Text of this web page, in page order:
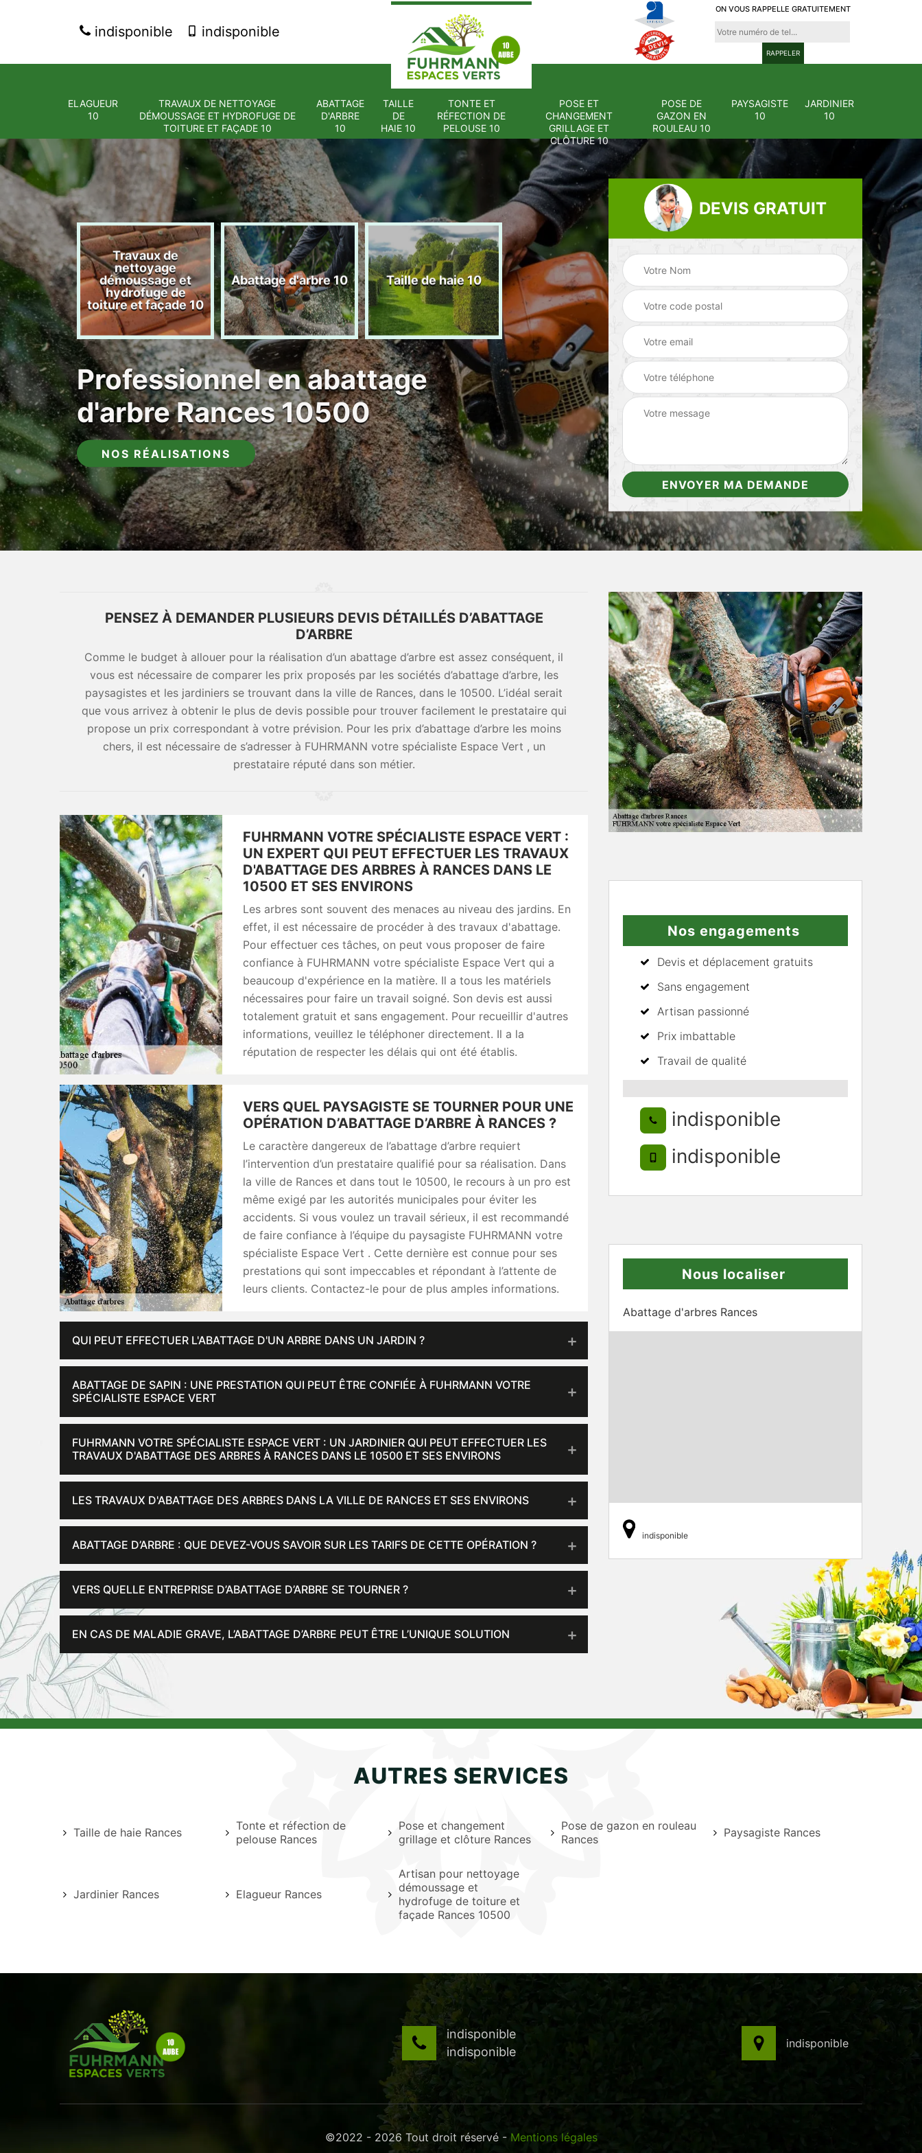
indisponible indisponible
ON VOUS RAPPELLE GRATUITEMENT
ELAGUEUR
10
TRAVAUX DE NETTOYAGE
DÉMOUSSAGE ET HYDROFUGE DE
TOITURE ET FAÇADE 10
ABATTAGE
D'ARBRE
10
TAILLE
DE
HAIE 10
TONTE ET
RÉFECTION DE
PELOUSE 10
POSE ET
CHANGEMENT
GRILLAGE ET
CLÔTURE 10
POSE DE
GAZON EN
ROULEAU 10
PAYSAGISTE
10
JARDINIER
10
10
Travaux de
nettoyage
démoussage et
hydrofuge de
toiture et façade 10
Abattage d'arbre 10 Taille de haie 10
Tonte et réfection
de pelouse 10
changement
grillage et clôture
10
Pose de gazon en
rouleau 10
Professionnel en abattage
d'arbre Rances 10500
NOS RÉALISATIONS
DEVIS GRATUIT
PENSEZ À DEMANDER PLUSIEURS DEVIS DÉTAILLÉS D’ABATTAGE
D’ARBRE
Comme le budget à allouer pour la réalisation d’un abattage d’arbre est assez conséquent, il
vous est nécessaire de comparer les prix proposés par les sociétés d’abattage d’arbre, les
paysagistes et les jardiniers se trouvant dans la ville de Rances, dans le 10500. L’idéal serait
que vous arrivez à obtenir le plus de devis possible pour trouver facilement le prestataire qui
propose un prix correspondant à votre prévision. Pour les prix d’abattage d’arbre les moins
chers, il est nécessaire de s’adresser à FUHRMANN votre spécialiste Espace Vert , un
prestataire réputé dans son métier.
FUHRMANN VOTRE SPÉCIALISTE ESPACE VERT :
UN EXPERT QUI PEUT EFFECTUER LES TRAVAUX
D'ABATTAGE DES ARBRES À RANCES DANS LE
10500 ET SES ENVIRONS
Les arbres sont souvent des menaces au niveau des jardins. En
effet, il est nécessaire de procéder à des travaux d'abattage.
Pour effectuer ces tâches, on peut vous proposer de faire
confiance à FUHRMANN votre spécialiste Espace Vert qui a
beaucoup d'expérience en la matière. Il a tous les matériels
nécessaires pour faire un travail soigné. Son devis est aussi
totalement gratuit et sans engagement. Pour recueillir d'autres
informations, veuillez le téléphoner directement. Il a la
réputation de respecter les délais qui ont été établis.
VERS QUEL PAYSAGISTE SE TOURNER POUR UNE
OPÉRATION D’ABATTAGE D’ARBRE À RANCES ?
Le caractère dangereux de l’abattage d’arbre requiert
l’intervention d’un prestataire qualifié pour sa réalisation. Dans
la ville de Rances et dans tout le 10500, le recours à un pro est
même exigé par les autorités municipales pour éviter les
accidents. Si vous voulez un travail sérieux, il est recommandé
de faire confiance à l’équipe du paysagiste FUHRMANN votre
spécialiste Espace Vert . Cette dernière est connue pour ses
prestations qui sont impeccables et répondant à l’attente de
leurs clients. Contactez-le pour de plus amples informations.
QUI PEUT EFFECTUER L'ABATTAGE D'UN ARBRE DANS UN JARDIN ?
ABATTAGE DE SAPIN : UNE PRESTATION QUI PEUT ÊTRE CONFIÉE À FUHRMANN VOTRE
SPÉCIALISTE ESPACE VERT
FUHRMANN VOTRE SPÉCIALISTE ESPACE VERT : UN JARDINIER QUI PEUT EFFECTUER LES
TRAVAUX D'ABATTAGE DES ARBRES À RANCES DANS LE 10500 ET SES ENVIRONS
LES TRAVAUX D'ABATTAGE DES ARBRES DANS LA VILLE DE RANCES ET SES ENVIRONS
ABATTAGE D’ARBRE : QUE DEVEZ-VOUS SAVOIR SUR LES TARIFS DE CETTE OPÉRATION ?
VERS QUELLE ENTREPRISE D’ABATTAGE D’ARBRE SE TOURNER ?
EN CAS DE MALADIE GRAVE, L’ABATTAGE D’ARBRE PEUT ÊTRE L’UNIQUE SOLUTION
Nos engagements
Devis et déplacement gratuits
Sans engagement
Artisan passionné
Prix imbattable
Travail de qualité
indisponible
indisponible
Nous localiser
Abattage d'arbres Rances
indisponible
AUTRES SERVICES
Taille de haie Rances
Tonte et réfection de
pelouse Rances
Pose et changement
grillage et clôture Rances
Pose de gazon en rouleau
Rances
Paysagiste Rances
Jardinier Rances Elagueur Rances
Artisan pour nettoyage
démoussage et
hydrofuge de toiture et
façade Rances 10500
indisponible
indisponible
indisponible
©2022 - 2026 Tout droit réservé - Mentions légales